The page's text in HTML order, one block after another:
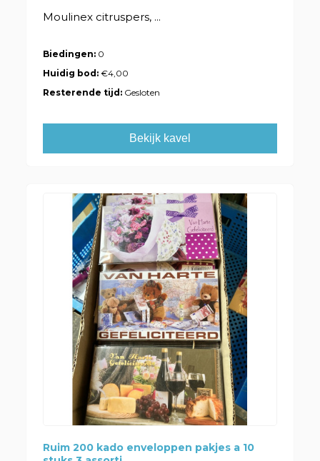
Moulinex citruspers, ...
Biedingen: 0
Huidig bod:€4,00
Resterende tijd: Gesloten
Bekijk kavel
Ruim 200 kado enveloppen pakjes a 10